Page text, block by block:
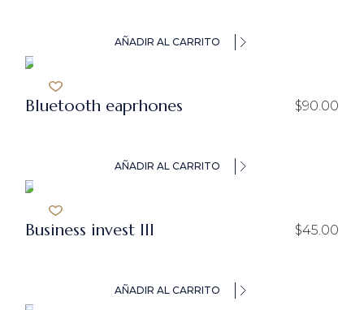
AÑADIR AL CARRITO
Bluetooth eaprhones $90.00
AÑADIR AL CARRITO
Business invest III $45.00
AÑADIR AL CARRITO